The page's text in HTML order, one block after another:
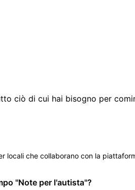
ciò di cui hai bisogno per
locali che collaborano con la
"Note per l'autista"?